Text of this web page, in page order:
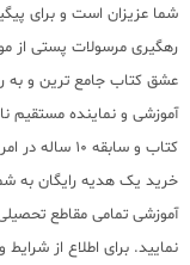
شما عزیزان است و برای
رهگیری مرسولات پستی از
عشق کتاب جامع ترین و به
کتاب و سابقه
خرید یک هدیه رایگان به
آموزشی تمامی مقاطع
نمایید. برای اطلاع از